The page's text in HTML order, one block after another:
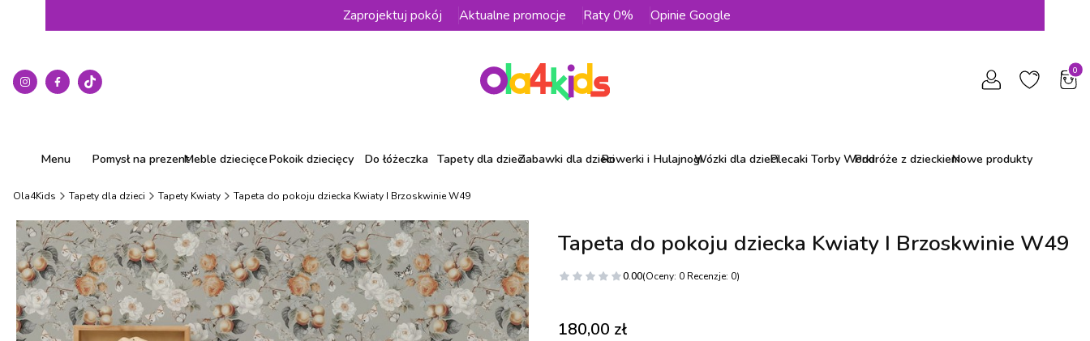
Zaprojektuj pokój Aktualne promocje Raty 0% Opinie Google
Menu Pomysł na prezentMeble dziecięcePokoik dziecięcy Do łóżeczka Tapety dla dzieciZabawki dla dzieciRowerki i HulajnogiWózki dla dzieciPlecaki Torby WorkiPodróże z dzieckiemNowe produkty
Ola4Kids Tapety dla dzieci Tapety Kwiaty Tapeta do pokoju dziecka Kwiaty I Brzoskwinie W49
Tapeta do pokoju dziecka Kwiaty I Brzoskwinie W49
0.00(Oceny: 0 Recenzje: 0)
Cena
180,00 zł